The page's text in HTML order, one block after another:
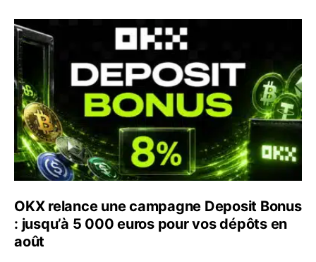
OKX relance une campagne Deposit Bonus : jusqu’à 5
OKX relance une campagne Deposit Bonus
: jusqu’à 5 000 euros pour vos dépôts en
août